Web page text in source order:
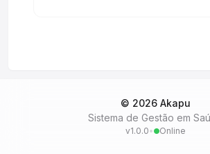
© 2026 Akapu
Sistema de Gestão em
v1.0.0• Online